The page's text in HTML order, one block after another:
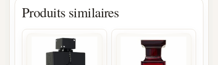
Produits similaires